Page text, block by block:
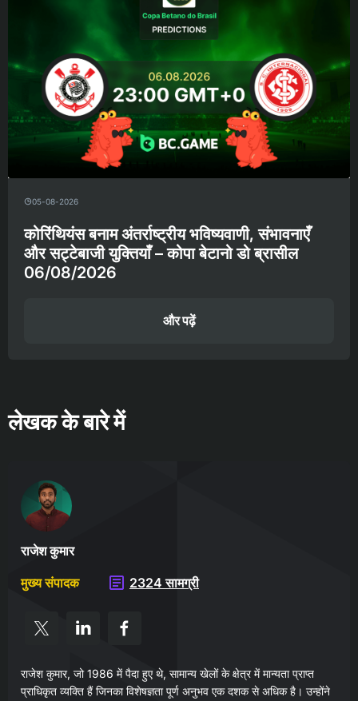
05-08-2026
कोरिंथियंस बनाम अंतर्राष्ट्रीय भविष्यवाणी, संभावनाएँ
और सट्टेबाजी युक्तियाँ – कोपा बेटानो डो ब्रासील
06/08/2026
और पढ़ें
लेखक के बारे में
राजेश कुमार
मुख्य संपादक
2324 सामग्री
राजेश कुमार, जो 1986 में पैदा हुए थे, सामान्य खेलों के क्षेत्र में मान्यता प्राप्त
प्राधिकृत व्यक्ति हैं जिनका विशेषज्ञता पूर्ण अनुभव एक दशक से अधिक है। उन्होंने